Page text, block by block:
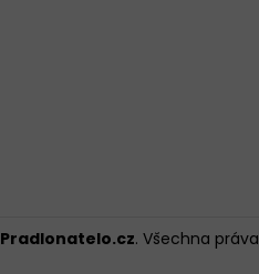
Pradlonatelo.cz. Všechna